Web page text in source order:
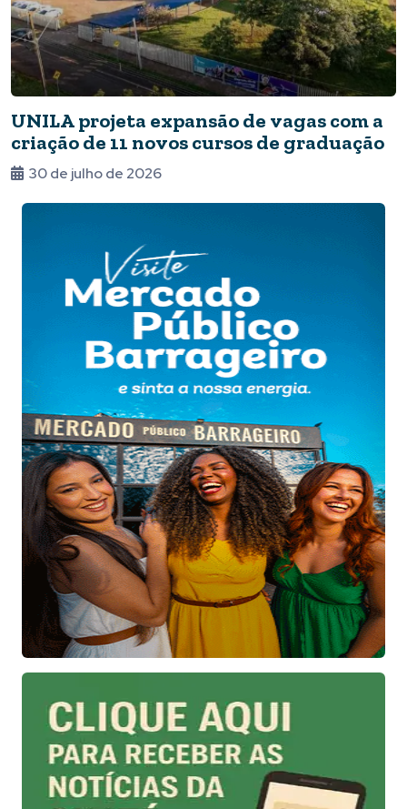
UNILA projeta expansão de vagas com a
criação de 11 novos cursos de graduação
30 de julho de 2026